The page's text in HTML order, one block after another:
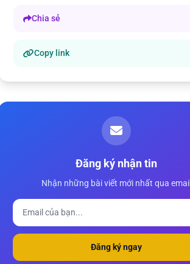
Chia sẻ
Copy link
Đăng ký nhận tin
Nhận những bài viết mới nhất qua email
Đăng ký ngay